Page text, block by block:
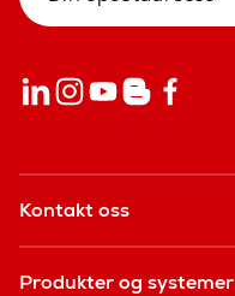
Kontakt oss
Produkter og systemer